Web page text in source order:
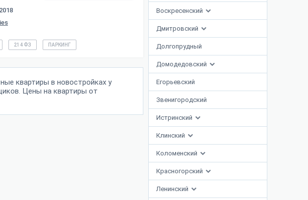
Воскресенский
Дмитровский
Долгопрудный
Домодедовский
Егорьевский
Звенигородский
Истринский
Клинский
Коломенский
Красногорский
Ленинский
214 ФЗ ПАРКИНГ
квартиры в новостройках у
Цены на квартиры от